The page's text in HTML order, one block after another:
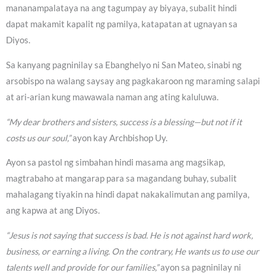
mananampalataya na ang tagumpay ay biyaya, subalit hindi
dapat makamit kapalit ng pamilya, katapatan at ugnayan sa
Diyos.
Sa kanyang pagninilay sa Ebanghelyo ni San Mateo, sinabi ng
arsobispo na walang saysay ang pagkakaroon ng maraming salapi
at ari-arian kung mawawala naman ang ating kaluluwa.
“My dear brothers and sisters, success is a blessing—but not if it
costs us our soul,”ayon kay Archbishop Uy.
Ayon sa pastol ng simbahan hindi masama ang magsikap,
magtrabaho at mangarap para sa magandang buhay, subalit
mahalagang tiyakin na hindi dapat nakakalimutan ang pamilya,
ang kapwa at ang Diyos.
“Jesus is not saying that success is bad. He is not against hard work,
business, or earning a living. On the contrary, He wants us to use our
talents well and provide for our families,”ayon sa pagninilay ni